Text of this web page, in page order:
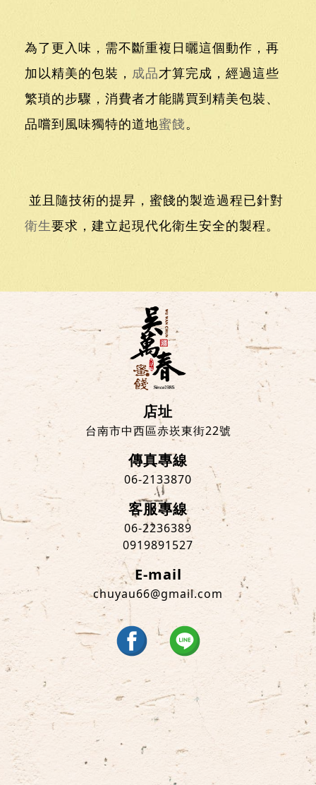
為了更入味，需不斷重複日曬這個動作，再
加以精美的包裝， 成品才算完成，經過這些
繁瑣的步驟，消費者才能購買到精美包裝、
品嚐到風味獨特的道地蜜餞。
並且隨技術的提昇，蜜餞的製造過程已針對
衛生要求，建立起現代化衛生安全的製程。
店址
台南市中西區赤崁東街22號
傳真專線
06-2133870
客服專線
06-2236389
0919891527
E-mail
chuyau66@gmail.com